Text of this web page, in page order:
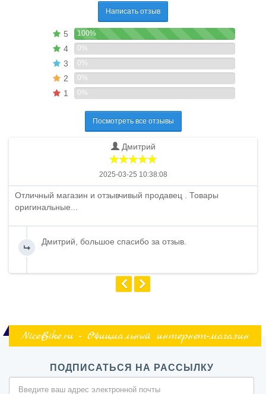
Написать отзыв
5 100%
4 0%
3 0%
2 0%
1 0%
Посмотреть все отзывы
Дмитрий
2025-03-25 10:38:08
Отличный магазин и отзывчивый продавец . Товары
оригинальные...
Дмитрий, большое спасибо за отзыв.
NiceBike.ru - Официальный интернет-магазин
ПОДПИСАТЬСЯ НА РАССЫЛКУ